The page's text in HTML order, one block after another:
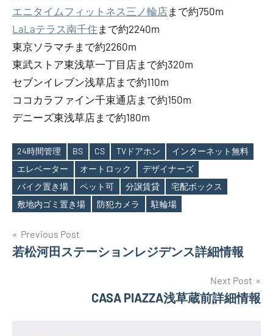
エニタイムフィットネス三ノ輪店まで約750m
LaLaテラス南千住 まで約2240m
東京ソラマチまで約2260m
東武ストア東浅草一丁目店まで約320m
セブンイレブン浅草店まで約110m
ココカラファイン千束通店まで約150m
デニーズ東浅草店まで約180m
Tags
24時間管理 BS CS TVドアホン
インターネット無料
エレベーター
オートロック
デザイナーズ
バイク置き場
ペット可 分譲賃貸
宅配ボックス
敷地内ゴミ置き場
防犯カメラ 駐輪場
投
稿
Previous Post
若松河田ステーションレジデンス詳細情報
Next Post
CASA PIAZZA浅草蔵前詳細情報